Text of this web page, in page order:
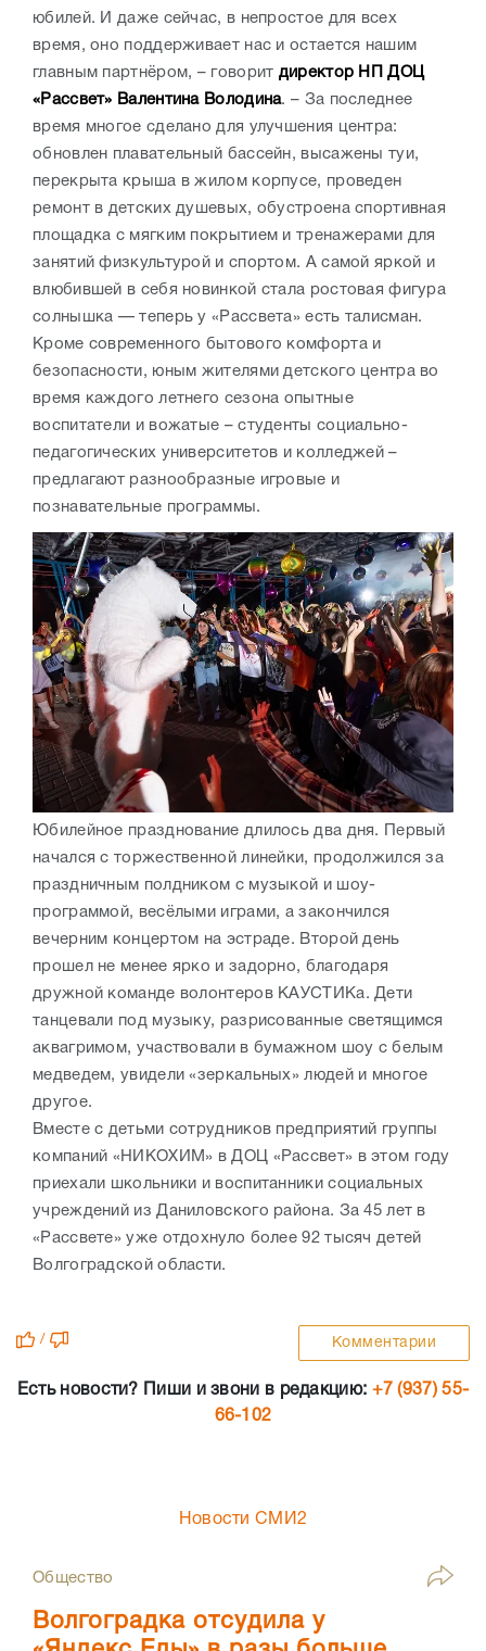
юбилей. И даже сейчас, в непростое для всех
время, оно поддерживает нас и остается нашим
главным партнёром, – говорит директор НП ДОЦ
«Рассвет» Валентина Володина. – За последнее
время многое сделано для улучшения центра:
обновлен плавательный бассейн, высажены туи,
перекрыта крыша в жилом корпусе, проведен
ремонт в детских душевых, обустроена спортивная
площадка с мягким покрытием и тренажерами для
занятий физкультурой и спортом. А самой яркой и
влюбившей в себя новинкой стала ростовая фигура
солнышка — теперь у «Рассвета» есть талисман.
Кроме современного бытового комфорта и
безопасности, юным жителями детского центра во
время каждого летнего сезона опытные
воспитатели и вожатые – студенты социально-
педагогических университетов и колледжей –
предлагают разнообразные игровые и
познавательные программы.
Юбилейное празднование длилось два дня. Первый
начался с торжественной линейки, продолжился за
праздничным полдником с музыкой и шоу-
программой, весёлыми играми, а закончился
вечерним концертом на эстраде. Второй день
прошел не менее ярко и задорно, благодаря
дружной команде волонтеров КАУСТИКа. Дети
танцевали под музыку, разрисованные светящимся
аквагримом, участвовали в бумажном шоу с белым
медведем, увидели «зеркальных» людей и многое
другое.
Вместе с детьми сотрудников предприятий группы
компаний «НИКОХИМ» в ДОЦ «Рассвет» в этом году
приехали школьники и воспитанники социальных
учреждений из Даниловского района. За 45 лет в
«Рассвете» уже отдохнуло более 92 тысяч детей
Волгоградской области.
/ Комментарии
Есть новости? Пиши и звони в редакцию: +7 (937) 55-
66-102
Новости СМИ2
Общество
Волгоградка отсудила у